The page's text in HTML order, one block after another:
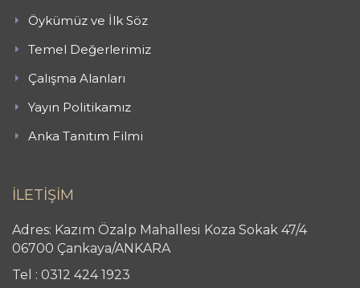
Öykümüz ve İlk Söz
Temel Değerlerimiz
Çalışma Alanları
Yayın Politikamız
Anka Tanıtım Filmi
İLETİŞİM
Adres: Kazım Özalp Mahallesi Koza Sokak 47/4
06700 Çankaya/ANKARA
Tel : 0312 424 1923